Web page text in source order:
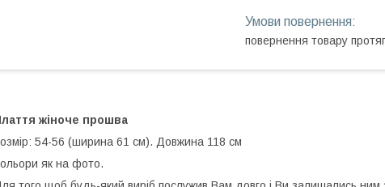
повернення товару
жіноче прошва
54-56 (ширина 61 см). Довжина 118 см
як на фото.